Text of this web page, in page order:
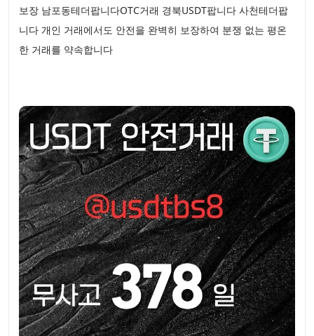
보장 남포동테더팝니다OTC거래 경북USDT팝니다 사천테더팝
니다 개인 거래에서도 안전을 완벽히 보장하여 분쟁 없는 평온
한 거래를 약속합니다